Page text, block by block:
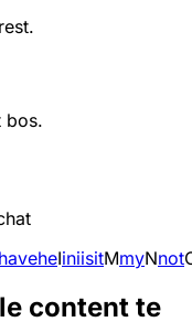
bos.
haveheIiniisitMmyNnot
content te